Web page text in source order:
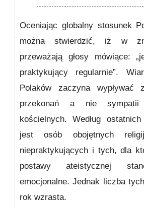
Oceniając globalny stosunek
można stwierdzić, iż w
przeważają głosy mówiące:
praktykujący regularnie”.
Polaków zaczyna wypływać
przekonań a nie
kościelnych. Według
jest osób obojętnych
niepraktykujących i tych, dla
postawy ateistycznej
emocjonalne. Jednak liczba
rok wzrasta.